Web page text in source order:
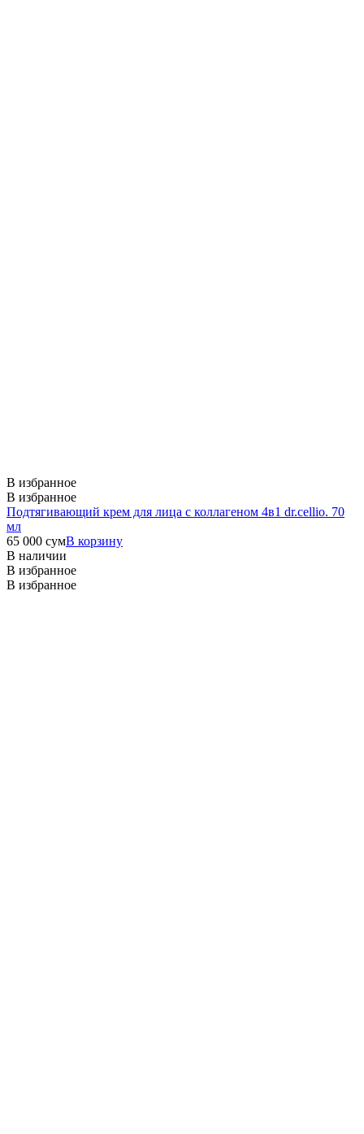
В избранное
В избранное
Подтягивающий крем для лица с коллагеном 4в1 dr.cellio. 70
мл
65 000 сумВ корзину
В наличии
В избранное
В избранное